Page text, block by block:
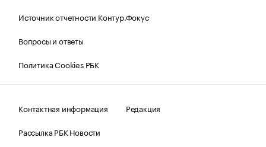
Источник отчетности Контур.Фокус
Вопросы и ответы
Политика Cookies РБК
Контактная информация
Редакция
Рассылка РБК Новости